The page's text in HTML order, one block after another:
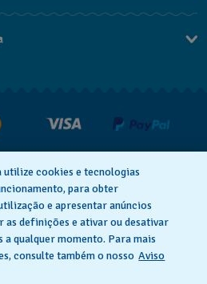
Aviso De Cookies
utilize cookies e tecnologias
para obter
e apresentar anúncios
as definições e ativar ou desativar
qualquer momento. Para mais
consulte também o nosso Aviso